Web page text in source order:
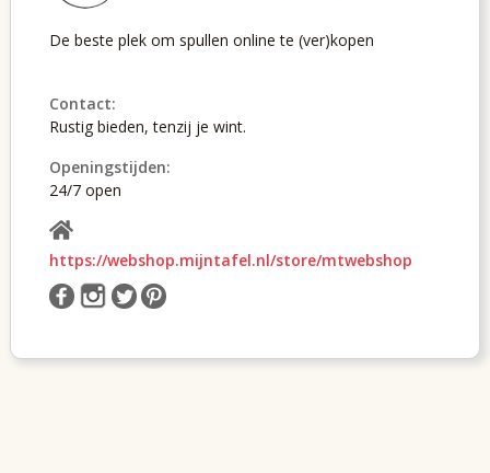
De beste plek om spullen online te (ver)kopen
Contact:
Rustig bieden, tenzij je wint.
Openingstijden:
24/7 open
https://webshop.mijntafel.nl/store/mtwebshop